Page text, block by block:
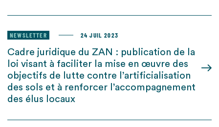
NEWSLETTER 24 JUIL 2023
Cadre juridique du ZAN : publication de la
loi visant à faciliter la mise en œuvre des
objectifs de lutte contre l’artificialisation
des sols et à renforcer l’accompagnement
des élus locaux